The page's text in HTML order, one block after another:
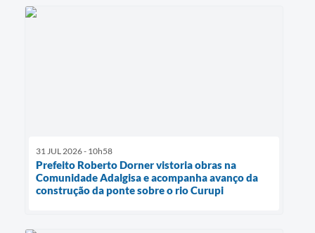
31 JUL 2026 - 10h58
Prefeito Roberto Dorner vistoria obras na
Comunidade Adalgisa e acompanha avanço da
construção da ponte sobre o rio Curupi